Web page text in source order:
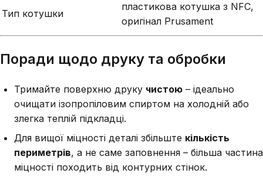
Тип котушки
пластикова котушка з NFC,
оригінал Prusament
Поради щодо друку та обробки
Тримайте поверхню друку чистою – ідеально
очищати ізопропіловим спиртом на холодній або
злегка теплій підкладці.
Для вищої міцності деталі збільште кількість
периметрів, а не саме заповнення – більша частина
міцності походить від контурних стінок.